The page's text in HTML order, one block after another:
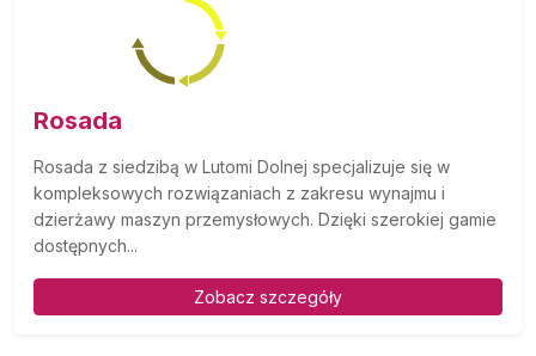
Rosada
Rosada z siedzibą w Lutomi Dolnej specjalizuje się w
kompleksowych rozwiązaniach z zakresu wynajmu i
dzierżawy maszyn przemysłowych. Dzięki szerokiej gamie
dostępnych...
Zobacz szczegóły